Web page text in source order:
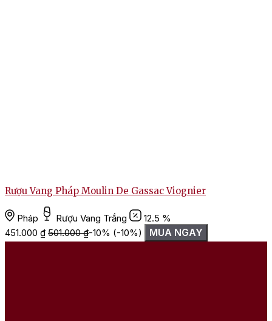
Rượu Vang Pháp Moulin De Gassac Viognier
Pháp Rượu Vang Trắng
12.5 %
451.000 ₫ 501.000₫-10% (-10%) MUA NGAY